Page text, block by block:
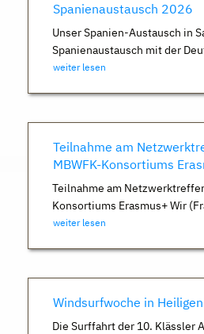
Spanienaustausch 2026
Unser Spanien-Austausch in
Spanienaustausch mit der
weiter lesen
Teilnahme am
MBWFK-Konsortiums
Teilnahme am
Konsortiums Erasmus+ Wir
weiter lesen
Windsurfwoche in
Die Surffahrt der 10. Klässler